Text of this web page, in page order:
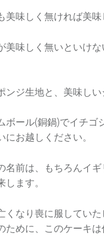
美味しく無ければ美
美味しく無いといけ
ンジ生地と、美味し
ボール(銅鍋)でイチゴ
お越しください。
名前は、もちろんイ
します。
くなり喪に服してい
ために、このケーキは